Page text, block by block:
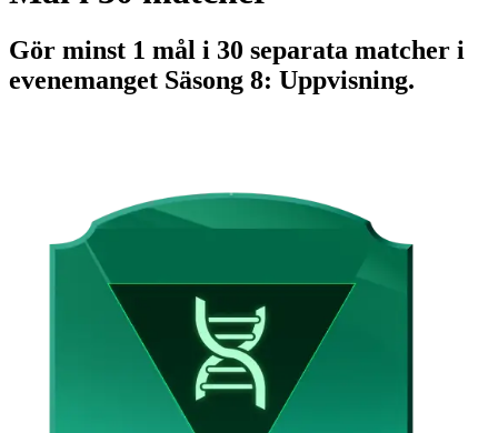
Gör minst 1 mål i 30 separata matcher i
evenemanget Säsong 8: Uppvisning.